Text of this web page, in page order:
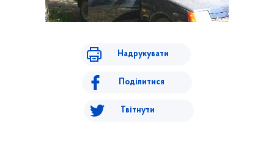
Надрукувати
Поділитися
Твітнути